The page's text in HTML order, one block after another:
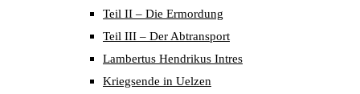
Teil II – Die Ermordung
Teil III – Der Abtransport
Lambertus Hendrikus Intres
Kriegsende in Uelzen